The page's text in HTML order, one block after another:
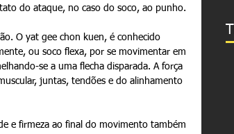
do ataque, no caso do soco, ao punho.
O yat gee chon kuen, é conhecido
ou soco flexa, por se movimentar em
se a uma flecha disparada. A força
juntas, tendões e do alinhamento
e firmeza ao final do movimento também